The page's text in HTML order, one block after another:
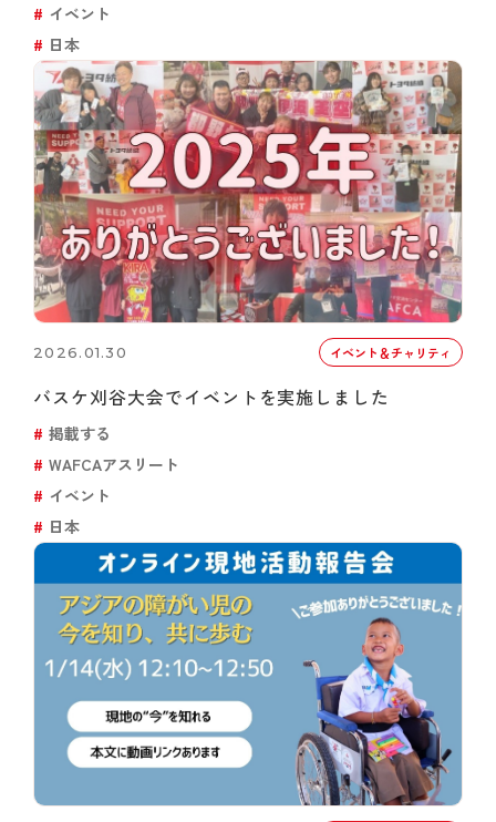
イベント
日本
2026.01.30 イベント＆チャリティ
バスケ刈谷大会でイベントを実施しました
掲載する
WAFCAアスリート
イベント
日本